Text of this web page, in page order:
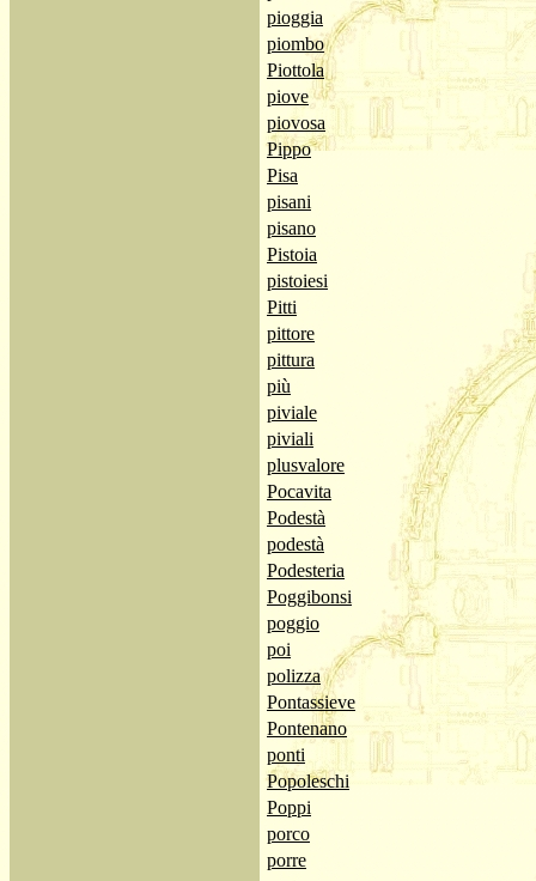
pioggia
piombo
Piottola
piove
piovosa
Pippo
Pisa
pisani
pisano
Pistoia
pistoiesi
Pitti
pittore
pittura
più
piviale
piviali
plusvalore
Pocavita
Podestà
podestà
Podesteria
Poggibonsi
poggio
poi
polizza
Pontassieve
Pontenano
ponti
Popoleschi
Poppi
porco
porre